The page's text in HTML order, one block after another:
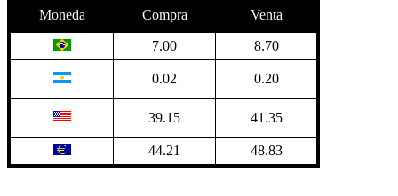
Moneda Compra Venta
7.00 8.70
0.02 0.20
39.15 41.35
44.21 48.83